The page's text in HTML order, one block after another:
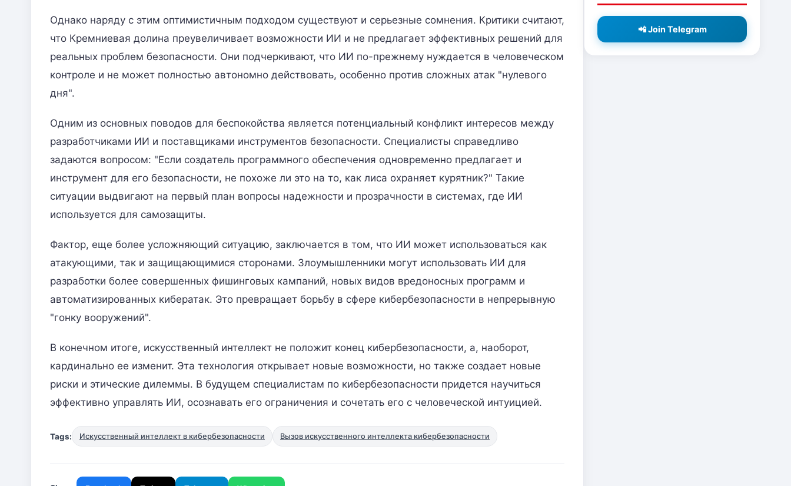
Однако наряду с этим оптимистичным подходом существуют и серьезные сомнения. Критики считают,
что Кремниевая долина преувеличивает возможности ИИ и не предлагает эффективных решений для
реальных проблем безопасности. Они подчеркивают, что ИИ по-прежнему нуждается в человеческом
контроле и не может полностью автономно действовать, особенно против сложных атак "нулевого
дня".
Одним из основных поводов для беспокойства является потенциальный конфликт интересов между
разработчиками ИИ и поставщиками инструментов безопасности. Специалисты справедливо
задаются вопросом: "Если создатель программного обеспечения одновременно предлагает и
инструмент для его безопасности, не похоже ли это на то, как лиса охраняет курятник?" Такие
ситуации выдвигают на первый план вопросы надежности и прозрачности в системах, где ИИ
используется для самозащиты.
Фактор, еще более усложняющий ситуацию, заключается в том, что ИИ может использоваться как
атакующими, так и защищающимися сторонами. Злоумышленники могут использовать ИИ для
разработки более совершенных фишинговых кампаний, новых видов вредоносных программ и
автоматизированных кибератак. Это превращает борьбу в сфере кибербезопасности в непрерывную
"гонку вооружений".
В конечном итоге, искусственный интеллект не положит конец кибербезопасности, а, наоборот,
кардинально ее изменит. Эта технология открывает новые возможности, но также создает новые
риски и этические дилеммы. В будущем специалистам по кибербезопасности придется научиться
эффективно управлять ИИ, осознавать его ограничения и сочетать его с человеческой интуицией.
Tags: Искусственный интеллект в кибербезопасности Вызов искусственного интеллекта кибербезопасности
📲 Join Telegram